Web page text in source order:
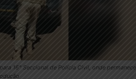
16° Seccional de Polícia Civil, onde permanece